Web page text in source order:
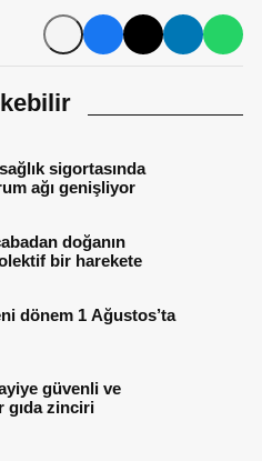
sigortasında
ağı genişliyor
doğanın
bir harekete
dönem 1 Ağustos’ta
güvenli ve
gıda zinciri